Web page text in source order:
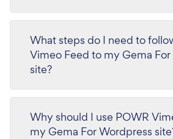
What steps do I need to
Vimeo Feed to my Gema
site?
Why should I use POWR
my Gema For Wordpress